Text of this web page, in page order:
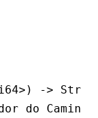
>) ->
do